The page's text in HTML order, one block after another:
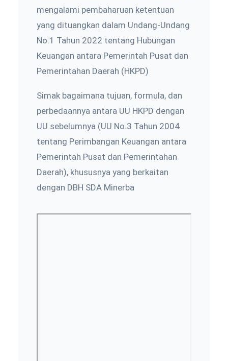
mengalami pembaharuan ketentuan
yang dituangkan dalam Undang-Undang
No.1 Tahun 2022 tentang Hubungan
Keuangan antara Pemerintah Pusat dan
Pemerintahan Daerah (HKPD)
Simak bagaimana tujuan, formula, dan
perbedaannya antara UU HKPD dengan
UU sebelumnya (UU No.3 Tahun 2004
tentang Perimbangan Keuangan antara
Pemerintah Pusat dan Pemerintahan
Daerah), khususnya yang berkaitan
dengan DBH SDA Minerba